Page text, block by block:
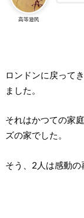
高等遊民
ロンドンに戻って
ました。
それはかつての家
ズの家でした。
そう、2人は感動の